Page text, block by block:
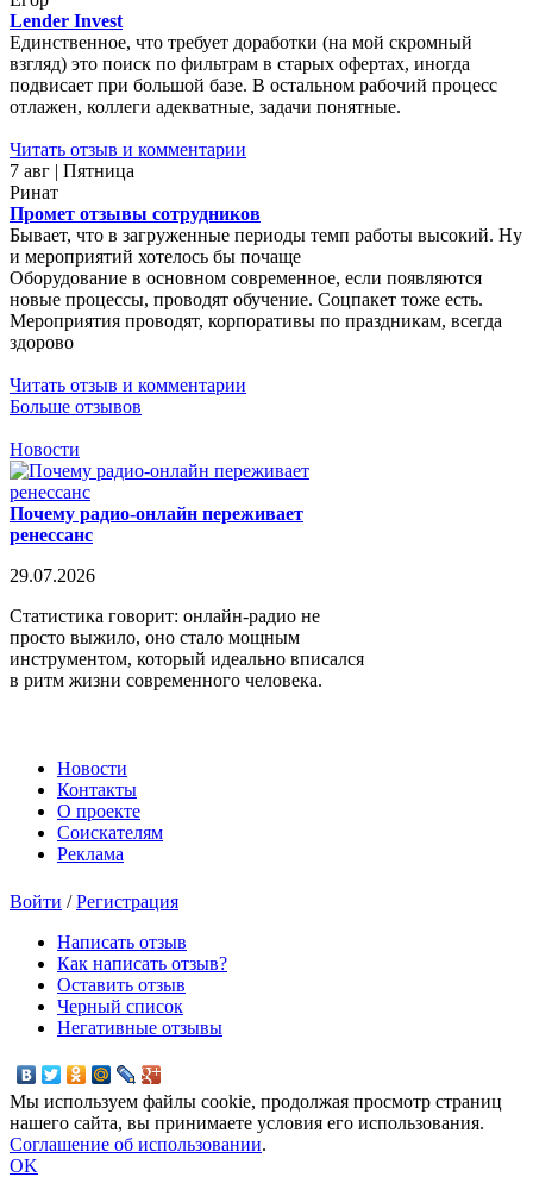
Lender Invest
Единственное, что требует доработки (на мой скромный
взгляд) это поиск по фильтрам в старых офертах, иногда
подвисает при большой базе. В остальном рабочий процесс
отлажен, коллеги адекватные, задачи понятные.
Читать отзыв и комментарии
7 авг | Пятница
Ринат
Промет отзывы сотрудников
Бывает, что в загруженные периоды темп работы высокий. Ну
и мероприятий хотелось бы почаще
Оборудование в основном современное, если появляются
новые процессы, проводят обучение. Соцпакет тоже есть.
Мероприятия проводят, корпоративы по праздникам, всегда
здорово
Читать отзыв и комментарии
Больше отзывов
Новости
Почему радио-онлайн переживает
ренессанс
29.07.2026
Статистика говорит: онлайн-радио не
просто выжило, оно стало мощным
инструментом, который идеально вписался
в ритм жизни современного человека.
Новости
Контакты
О проекте
Соискателям
Реклама
Войти /Регистрация
Написать отзыв
Как написать отзыв?
Оставить отзыв
Черный список
Негативные отзывы
Мы используем файлы cookie, продолжая просмотр страниц
нашего сайта, вы принимаете условия его использования.
Соглашение об использовании.
OK